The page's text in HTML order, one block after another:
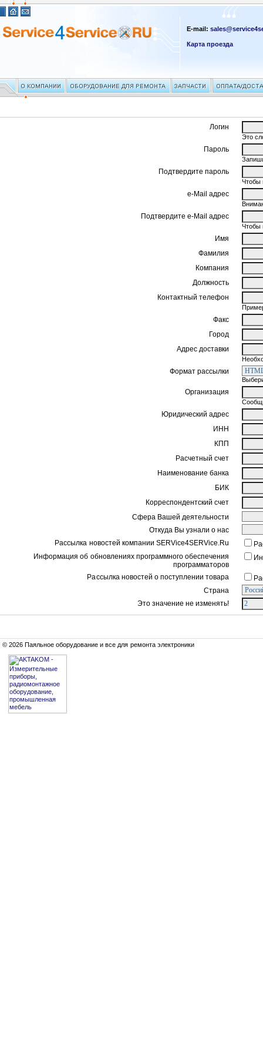
E-mail:
Карта проезда
Логин
Это
Пароль
Подтвердите пароль
Чтобы
e-Mail адрес
Подтвердите e-Mail адрес
Чтобы
Имя
Фамилия
Компания
Должность
Контактный телефон
Факс
Город
Адрес доставки
Формат рассылки
Организация
Юридический адрес
ИНН
КПП
Расчетный счет
Наименование банка
БИК
Корреспондентский счет
Сфера Вашей деятельности
Откуда Вы узнали о нас
Рассылка новостей компании SERVice4SERVice.Ru
Информация об обновлениях программного обеспечения
программаторов
Рассылка новостей о поступлении товара
Страна
Это значение не изменять!
© 2026 Паяльное оборудование и все для ремонта электроники